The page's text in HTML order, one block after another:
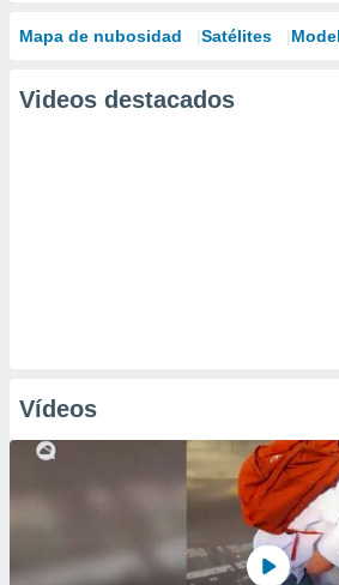
Mapa de nubosidad Satélites
Videos destacados
Vídeos